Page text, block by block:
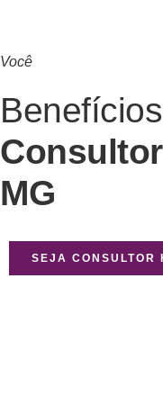
Você
MG
SEJA CONSULTOR